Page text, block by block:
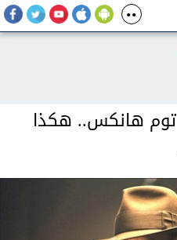
فى ذكرى ميلاده الـ69 توم هانكس.. هكذا